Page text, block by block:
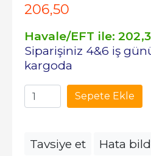
206,50
Havale/EFT ile: 202
Siparişiniz 4&6 iş
kargoda
Sepete Ekle
Tavsiye et Hata